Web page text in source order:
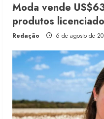
Moda vende
produtos
Redação 6 de agosto de